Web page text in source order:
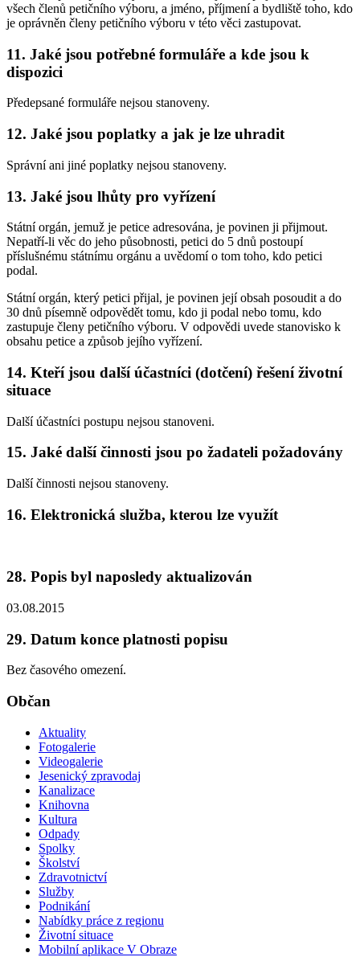
všech členů petičního výboru, a jméno, příjmení a bydliště toho, kdo
je oprávněn členy petičního výboru v této věci zastupovat.
11. Jaké jsou potřebné formuláře a kde jsou k
dispozici
Předepsané formuláře nejsou stanoveny.
12. Jaké jsou poplatky a jak je lze uhradit
Správní ani jiné poplatky nejsou stanoveny.
13. Jaké jsou lhůty pro vyřízení
Státní orgán, jemuž je petice adresována, je povinen ji přijmout.
Nepatří-li věc do jeho působnosti, petici do 5 dnů postoupí
příslušnému státnímu orgánu a uvědomí o tom toho, kdo petici
podal.
Státní orgán, který petici přijal, je povinen její obsah posoudit a do
30 dnů písemně odpovědět tomu, kdo ji podal nebo tomu, kdo
zastupuje členy petičního výboru. V odpovědi uvede stanovisko k
obsahu petice a způsob jejího vyřízení.
14. Kteří jsou další účastníci (dotčení) řešení životní
situace
Další účastníci postupu nejsou stanoveni.
15. Jaké další činnosti jsou po žadateli požadovány
Další činnosti nejsou stanoveny.
16. Elektronická služba, kterou lze využít
28. Popis byl naposledy aktualizován
03.08.2015
29. Datum konce platnosti popisu
Bez časového omezení.
Občan
Aktuality
Fotogalerie
Videogalerie
Jesenický zpravodaj
Kanalizace
Knihovna
Kultura
Odpady
Spolky
Školství
Zdravotnictví
Služby
Podnikání
Nabídky práce z regionu
Životní situace
Mobilní aplikace V Obraze